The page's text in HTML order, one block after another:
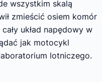
wszystkim skalą
zmieścić osiem komór
układ napędowy w
jak motocykl
lotniczego.